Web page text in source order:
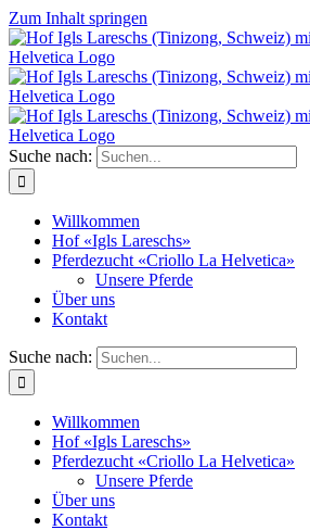
Zum Inhalt springen
Suche nach:
Willkommen
Hof «Igls Lareschs»
Pferdezucht «Criollo La Helvetica»
Unsere Pferde
Über uns
Kontakt
Suche nach:
Willkommen
Hof «Igls Lareschs»
Pferdezucht «Criollo La Helvetica»
Unsere Pferde
Über uns
Kontakt